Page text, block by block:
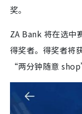
奖。
ZA Bank 将在选中
得奖者。得奖者将
“两分钟随意